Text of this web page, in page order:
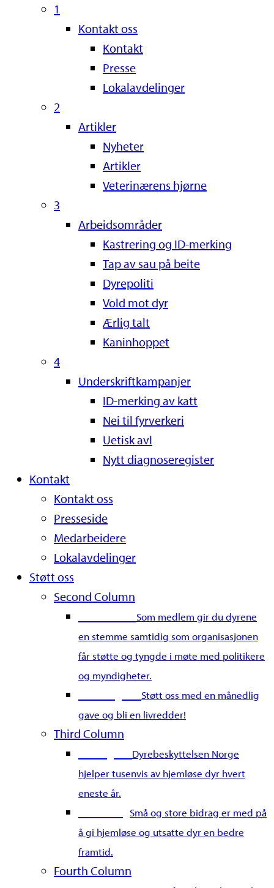
1
Kontakt oss
Kontakt
Presse
Lokalavdelinger
2
Artikler
Nyheter
Artikler
Veterinærens hjørne
3
Arbeidsområder
Kastrering og ID-merking
Tap av sau på beite
Dyrepoliti
Vold mot dyr
Ærlig talt
Kaninhoppet
4
Underskriftkampanjer
ID-merking av katt
Nei til fyrverkeri
Uetisk avl
Nytt diagnoseregister
Kontakt
Kontakt oss
Presseside
Medarbeidere
Lokalavdelinger
Støtt oss
Second Column
Som medlem gir du dyrene
en stemme samtidig som organisasjonen
får støtte og tyngde i møte med politikere
og myndigheter.
Støtt oss med en månedlig
gave og bli en livredder!
Third Column
Dyrebeskyttelsen Norge
hjelper tusenvis av hjemløse dyr hvert
eneste år.
Små og store bidrag er med på
å gi hjemløse og utsatte dyr en bedre
framtid.
Fourth Column